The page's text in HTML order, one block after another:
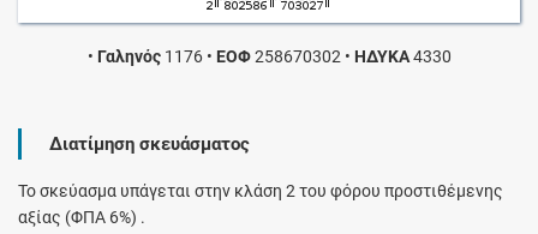
• Γαληνός1176 • ΕΟΦ258670302 • ΗΔΥΚΑ4330
Διατίμηση σκευάσματος
Το σκεύασμα υπάγεται στην κλάση 2 του φόρου προστιθέμενης
αξίας (ΦΠΑ 6%) .